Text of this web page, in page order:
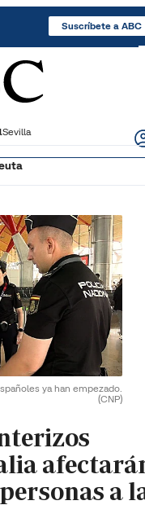
Suscríbete a ABC
Sevilla
ya han empezado.
(CNP)
a